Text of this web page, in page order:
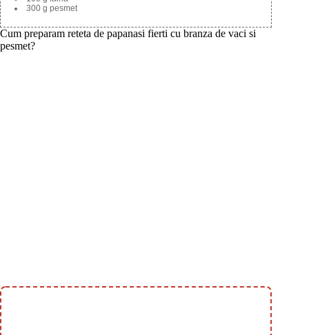
300 g pesmet
Cum preparam reteta de papanasi fierti cu branza de vaci si
pesmet?